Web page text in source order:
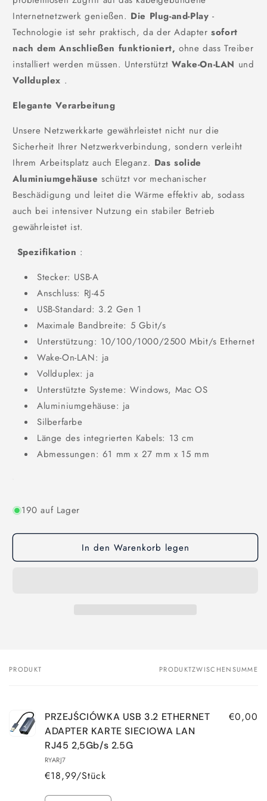
Internetnetzwerk genießen. Die Plug-and-Play -
Technologie ist sehr praktisch, da der Adaptersofort
nach dem Anschließen funktioniert, ohne dass Treiber
installiert werden müssen. UnterstütztWake-On-LAN und
Vollduplex .
Elegante Verarbeitung
Unsere Netzwerkkarte gewährleistet nicht nur die
Sicherheit Ihrer Netzwerkverbindung, sondern verleiht
Ihrem Arbeitsplatz auch Eleganz. Das solide
Aluminiumgehäuse schützt vor mechanischer
Beschädigung und leitet die Wärme effektiv ab, sodass
auch bei intensiver Nutzung ein stabiler Betrieb
gewährleistet ist.
Spezifikation :
Stecker: USB-A
Anschluss: RJ-45
USB-Standard: 3.2 Gen 1
Maximale Bandbreite: 5 Gbit/s
Unterstützung: 10/100/1000/2500 Mbit/s Ethernet
Wake-On-LAN: ja
Vollduplex: ja
Unterstützte Systeme: Windows, Mac OS
Aluminiumgehäuse: ja
Silberfarbe
Länge des integrierten Kabels: 13 cm
Abmessungen: 61 mm x 27 mm x 15 mm
190 auf Lager
In den Warenkorb legen
Dein
PRODUKT PRODUKTZWISCHENSUMME
PRZEJŚCIÓWKA USB 3.2 ETHERNET
ADAPTER KARTE SIECIOWA LAN
RJ45 2,5Gb/s 2.5G
RYARJ7
€18,99/Stück
€0,00